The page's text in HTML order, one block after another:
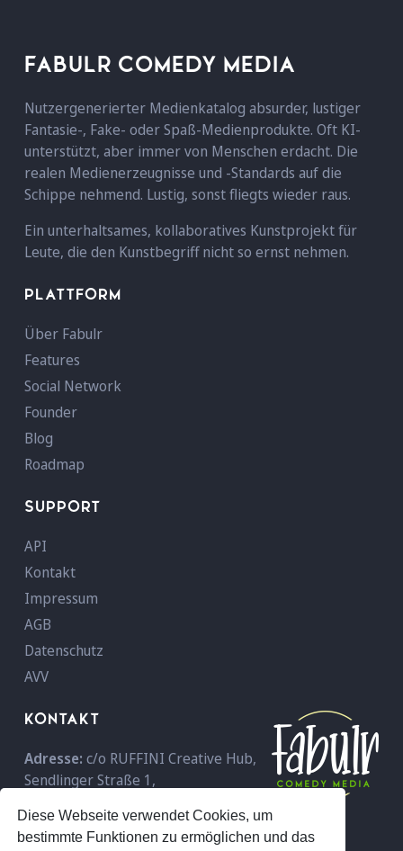
Diese Webseite verwendet Cookies, um
bestimmte Funktionen zu ermöglichen und das
FABULR COMEDY MEDIA
Nutzergenerierter Medienkatalog absurder, lustiger
Fantasie-, Fake- oder Spaß-Medienprodukte. Oft KI-
unterstützt, aber immer von Menschen erdacht. Die
realen Medienerzeugnisse und -Standards auf die
Schippe nehmend. Lustig, sonst fliegts wieder raus.
Ein unterhaltsames, kollaboratives Kunstprojekt für
Leute, die den Kunstbegriff nicht so ernst nehmen.
PLATTFORM
Über Fabulr
Features
Social Network
Founder
Blog
Roadmap
SUPPORT
API
Kontakt
Impressum
AGB
Datenschutz
AVV
KONTAKT
Adresse: c/o RUFFINI Creative Hub,
Sendlinger Straße 1,
Telefon:+49 089 - 18 96 59 600